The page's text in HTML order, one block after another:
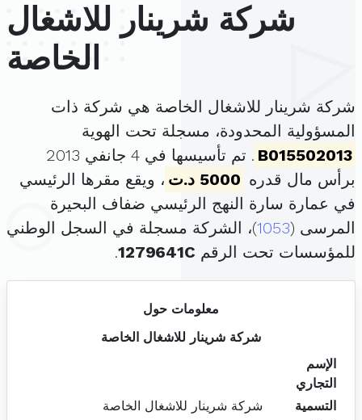
شركة شرينار للاشغال
الخاصة
شركة شرينار للاشغال الخاصة هي شركة ذات
المسؤولية المحدودة، مسجلة تحت الهوية
B015502013
. تم تأسيسها في 4 جانفي 2013
برأس مال قدره 5000 د.ت
، ويقع مقرها الرئيسي
في عمارة سارة النهج الرئيسي ضفاف البحيرة
المرسى (1053)، الشركة مسجلة في السجل الوطني
للمؤسسات تحت الرقم 1279641C
.
معلومات حول
شركة شرينار للاشغال الخاصة
الإسم
التجاري
التسمية
شركة شرينار للاشغال الخاصة